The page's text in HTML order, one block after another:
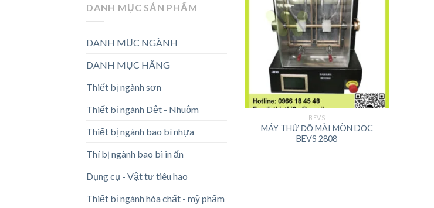
DANH MỤC SẢN PHẨM
DANH MỤC NGÀNH
DANH MỤC HÃNG
Thiết bị ngành sơn
Thiết bị ngành Dệt - Nhuộm
Thiết bị ngành bao bì nhựa
Thí bị ngành bao bì in ấn
Dụng cụ - Vật tư tiêu hao
Thiết bị ngành hóa chất - mỹ phẩm
BEVS
MÁY THỬ ĐỘ MÀI MÒN DỌC
BEVS 2808